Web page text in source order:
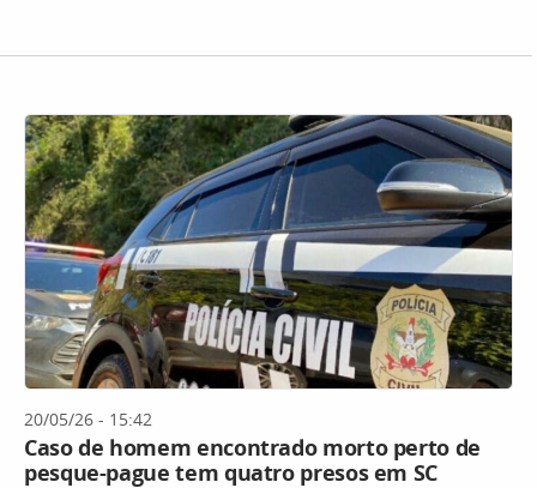
20/05/26 - 15:42
Caso de homem encontrado morto perto de
pesque-pague tem quatro presos em SC